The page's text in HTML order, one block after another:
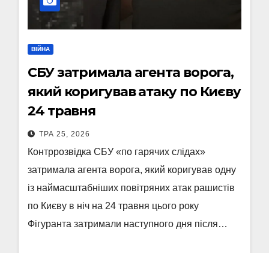
ВІЙНА
СБУ затримала агента ворога,
який коригував атаку по Києву
24 травня
ТРА 25, 2026
Контррозвідка СБУ «по гарячих слідах»
затримала агента ворога, який коригував одну
із наймасштабніших повітряних атак рашистів
по Києву в ніч на 24 травня цього року
Фігуранта затримали наступного дня після…